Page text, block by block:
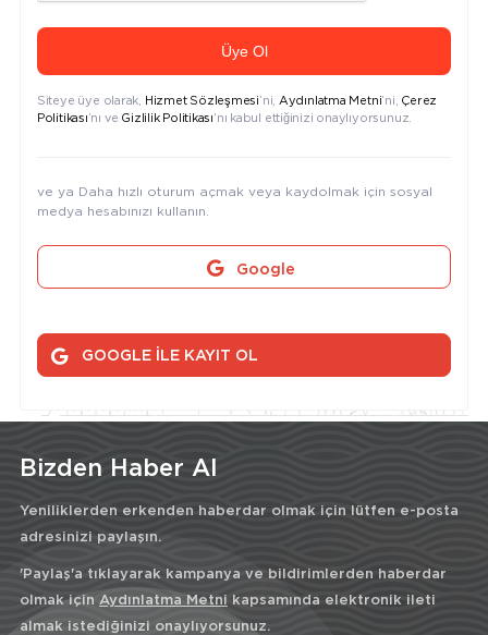
Üye Ol
Siteye üye olarak, Hizmet Sözleşmesi’ni, Aydınlatma Metni’ni, Çerez
Politikası’nı ve Gizlilik Politikası’nı kabul ettiğinizi onaylıyorsunuz.
ve ya Daha hızlı oturum açmak veya kaydolmak için sosyal
medya hesabınızı kullanın.
Google
GOOGLE İLE KAYIT OL
Bizden Haber Al
Yeniliklerden erkenden haberdar olmak için lütfen e-posta
adresinizi paylaşın.
'Paylaş'a tıklayarak kampanya ve bildirimlerden haberdar
olmak için Aydınlatma Metni kapsamında elektronik ileti
almak istediğinizi onaylıyorsunuz.